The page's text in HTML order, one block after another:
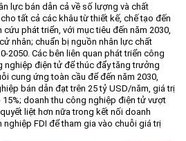
lực bán dẫn cả về số lượng và chất
tất cả các khâu từ thiết kế, chế tạo đến
phát triển, với mục tiêu đến năm 2030,
nhân; chuẩn bị nguồn nhân lực chất
2050. Các bên liên quan phát triển công
nghiệp điện tử để thúc đẩy tăng trưởng
cung ứng toàn cầu để đến năm 2030,
bán dẫn đạt trên 25 tỷ USD/năm, giá trị
doanh thu công nghiệp điện tử vượt
liệt hơn nữa trong kết nối doanh
FDI để tham gia vào chuỗi giá trị